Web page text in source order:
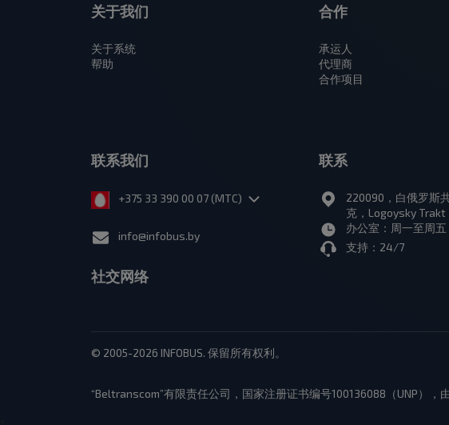
关于我们
关于系统
帮助
合作
承运人
代理商
合作项目
联系我们
+375 33 390 00 07 (МТС)
info@infobus.by
社交网络
联系
220090，白俄罗斯
克，Logoysky Trakt
办公室：周一至周五
支持：24/7
© 2005-2026 INFOBUS. 保留所有权利。
“Beltranscom”有限责任公司，国家注册证书编号100136088（UNP），